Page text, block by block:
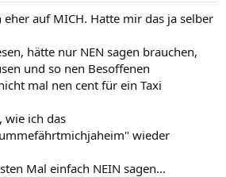
auf MICH. Hatte mir das ja selber
hätte nur NEN sagen brauchen,
und so nen Besoffenen
mal nen cent für ein Taxi
wie ich das
wieder
Mal einfach NEIN sagen...